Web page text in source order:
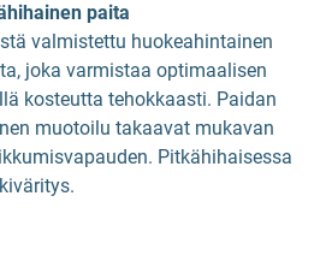
paita
valmistettu huokeahintainen
joka varmistaa optimaalisen
kosteutta tehokkaasti. Paidan
muotoilu takaavat mukavan
Pitkähihaisessa